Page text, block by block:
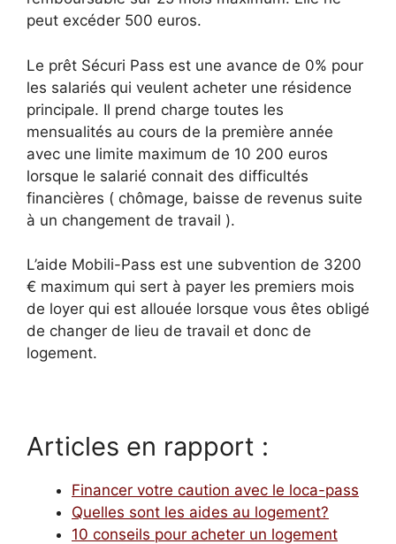
peut excéder 500 euros.
Le prêt Sécuri Pass est une avance de 0% pour
les salariés qui veulent acheter une résidence
principale. Il prend charge toutes les
mensualités au cours de la première année
avec une limite maximum de 10 200 euros
lorsque le salarié connait des difficultés
financières ( chômage, baisse de revenus suite
à un changement de travail ).
L’aide Mobili-Pass est une subvention de 3200
€ maximum qui sert à payer les premiers mois
de loyer qui est allouée lorsque vous êtes obligé
de changer de lieu de travail et donc de
logement.
Articles en rapport :
Financer votre caution avec le loca-pass
Quelles sont les aides au logement?
10 conseils pour acheter un logement